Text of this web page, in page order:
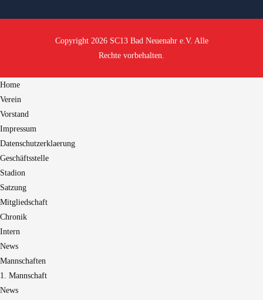
Copyright 2026 SC13 Bad Neuenahr e.V. Alle
Rechte vorbehalten.
Home
Verein
Vorstand
Impressum
Datenschutzerklaerung
Geschäftsstelle
Stadion
Satzung
Mitgliedschaft
Chronik
Intern
News
Mannschaften
1. Mannschaft
News